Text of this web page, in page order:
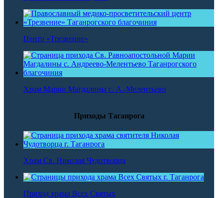
Центр «Трезвение»
Храм Марии Магдалины с. А.-Мелентьево
Приходы Таганрога
Храм Св. Николая Чудотворца
Приход храма Всех Святых